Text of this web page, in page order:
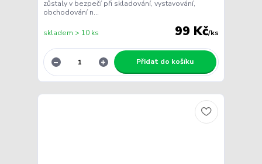
zůstaly v bezpečí při skladování, vystavování,
obchodování n...
99 Kč/ks
skladem > 10 ks
Přidat do košíku